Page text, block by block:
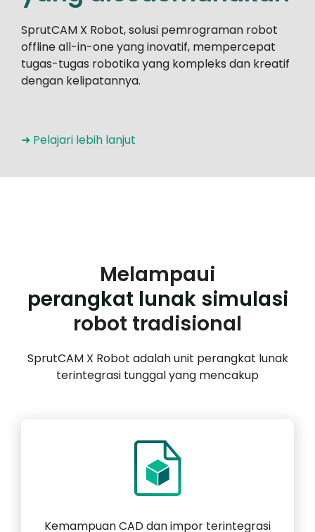
Akun Saya
Masuk
SprutCAM X Robot, solusi pemrograman robot
offline all-in-one yang inovatif, mempercepat
tugas-tugas robotika yang kompleks dan kreatif
dengan kelipatannya.
➜ Pelajari lebih lanjut
Melampaui
perangkat lunak simulasi
robot tradisional
SprutCAM X Robot adalah unit perangkat lunak
terintegrasi tunggal yang mencakup
Kemampuan CAD dan impor terintegrasi